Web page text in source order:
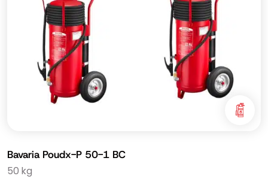
Bavaria Poudx-P 50-1 BC
50 kg